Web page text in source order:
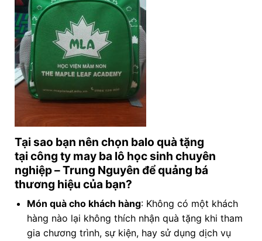
Tại sao bạn nên chọn balo quà tặng
tại công ty may ba lô học sinh chuyên
nghiệp– Trung Nguyên để quảng bá
thương hiệu của bạn?
Món quà cho khách hàng: Không có một khách
hàng nào lại không thích nhận quà tặng khi tham
gia chương trình, sự kiện, hay sử dụng dịch vụ